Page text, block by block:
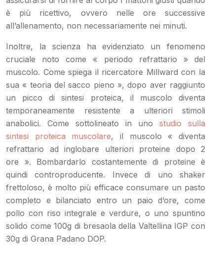
è più ricettivo, ovvero nelle ore successive
all’allenamento, non necessariamente nei minuti.
Inoltre, la scienza ha evidenziato un fenomeno
cruciale noto come « periodo refrattario » del
muscolo. Come spiega il ricercatore Millward con la
sua « teoria del sacco pieno », dopo aver raggiunto
un picco di sintesi proteica, il muscolo diventa
temporaneamente resistente a ulteriori stimoli
anabolici. Come sottolineato in uno studio sulla
sintesi proteica muscolare, il muscolo « diventa
refrattario ad inglobare ulteriori proteine dopo 2
ore ». Bombardarlo costantemente di proteine è
quindi controproducente. Invece di uno shaker
frettoloso, è molto più efficace consumare un pasto
completo e bilanciato entro un paio d’ore, come
pollo con riso integrale e verdure, o uno spuntino
solido come 100g di bresaola della Valtellina IGP con
30g di Grana Padano DOP.